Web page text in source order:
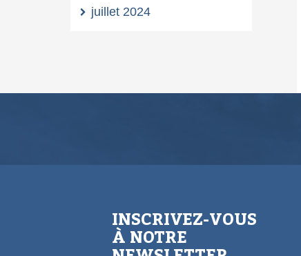
juillet 2024
INSCRIVEZ-VOUS
À NOTRE